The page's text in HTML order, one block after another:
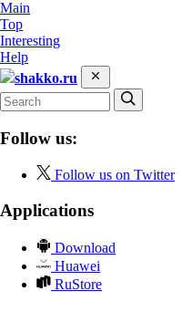
Main
Top
Interesting
Help
shakko.ru
Follow us:
Follow us on Twitter
Applications
Download
Huawei
RuStore